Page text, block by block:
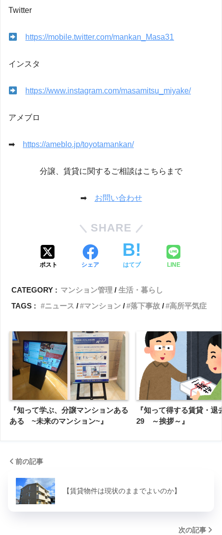
Twitter
https://mobile.twitter.com/mankan_Masa31
インスタ
https://www.instagram.com/masamitsu_miyake/
アメブロ
➡ https://ameblo.jp/toyotamankan/
分譲、賃貸に関するご相談はこちらまで
➡ お問い合わせ
SHARE
ポスト シェア はてブ LINE
CATEGORY : マンション管理
生活・暮らし
TAGS :
ニュース マンション 落下事故 高所平気症
『知って学ぶ、分譲マンションある
ある ~未来のマンション~』
『知って得する賃貸・退
29 ～挨拶～』
前の記事
【賃貸物件は現状のままでよいのか】
次の記事